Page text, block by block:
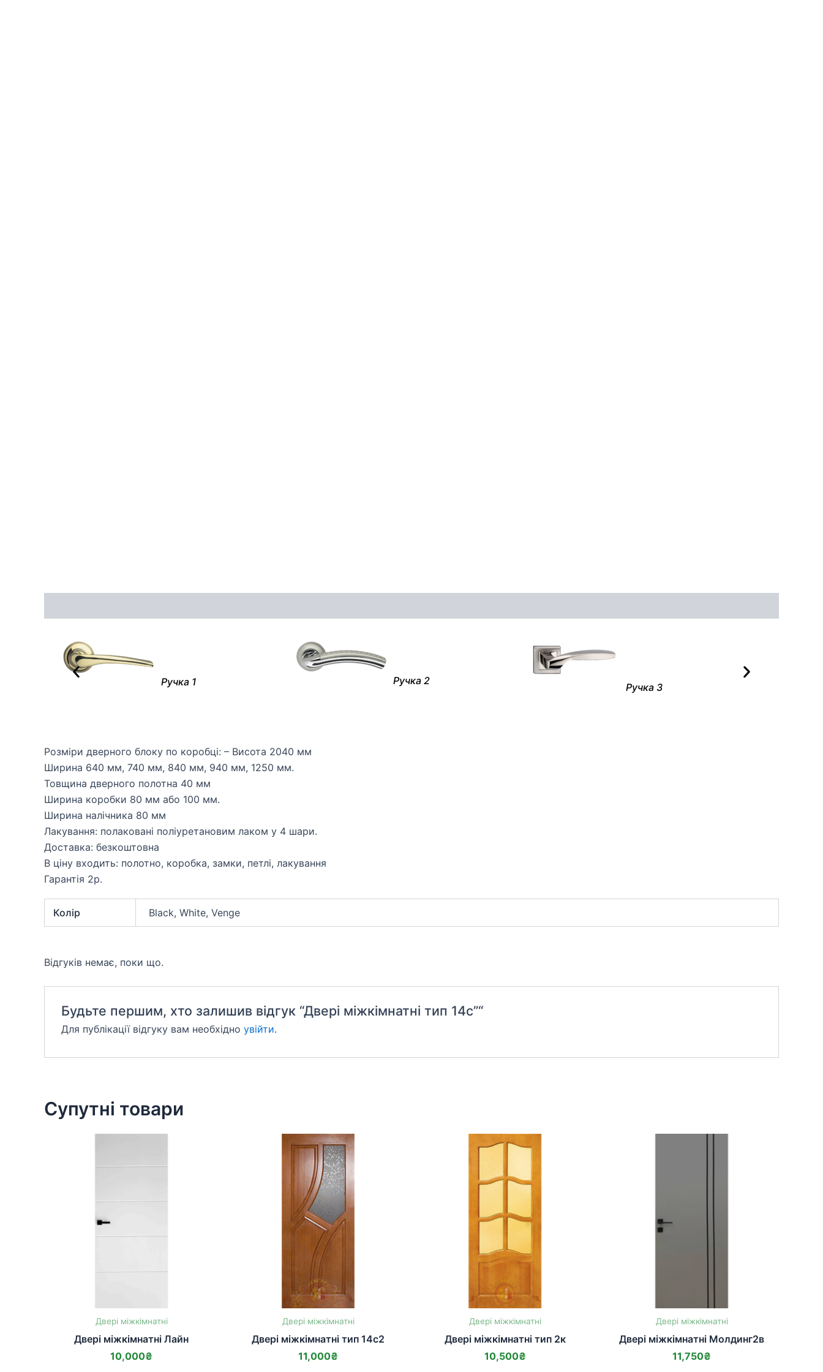
Ручка 1 Ручка 2
Ручка 3
Розміри дверного блоку по коробці: – Висота 2040 мм
Ширина 640 мм, 740 мм, 840 мм, 940 мм, 1250 мм.
Товщина дверного полотна 40 мм
Ширина коробки 80 мм або 100 мм.
Ширина налічника 80 мм
Лакування: полаковані поліуретановим лаком у 4 шари.
Доставка: безкоштовна
В ціну входить: полотно, коробка, замки, петлі, лакування
Гарантія 2р.
Колір Black, White, Venge
Відгуків немає, поки що.
Будьте першим, хто залишив відгук “Двері міжкімнатні тип 14с”“
Для публікації відгуку вам необхідно увійти.
Супутні товари
Двері міжкімнатні
Двері міжкімнатні Лайн
10,000₴
Двері міжкімнатні
Двері міжкімнатні тип 14с2
11,000₴
Двері міжкімнатні
Двері міжкімнатні тип 2к
10,500₴
Двері міжкімнатні
Двері міжкімнатні Молдинг2в
11,750₴